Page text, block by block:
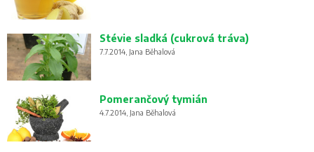
Stévie sladká (cukrová tráva)
7.7.2014, Jana Běhalová
Pomerančový tymián
4.7.2014, Jana Běhalová